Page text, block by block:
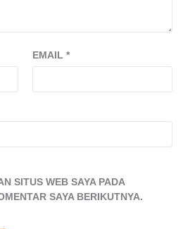
EMAIL *
SITUS WEB SAYA PADA
SAYA BERIKUTNYA.